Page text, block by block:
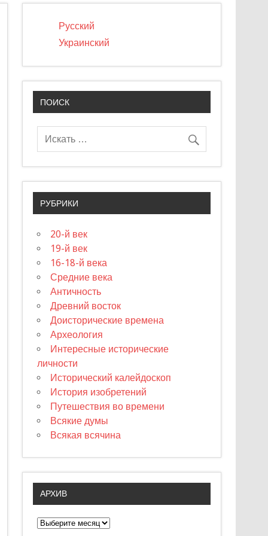
Русский
Украинский
ПОИСК
РУБРИКИ
20-й век
19-й век
16-18-й века
Средние века
Античность
Древний восток
Доисторические времена
Археология
Интересные исторические
личности
Исторический калейдоскоп
История изобретений
Путешествия во времени
Всякие думы
Всякая всячина
АРХИВ
А
р